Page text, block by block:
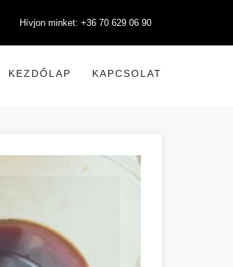
Hívjon minket: +36 70 629 06 90
KEZDŐLAP KAPCSOLAT